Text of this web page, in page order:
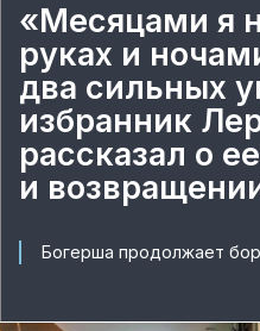
«Месяцами я
руках и
два сильных
избранник
рассказал о
и
Богерша продолжает